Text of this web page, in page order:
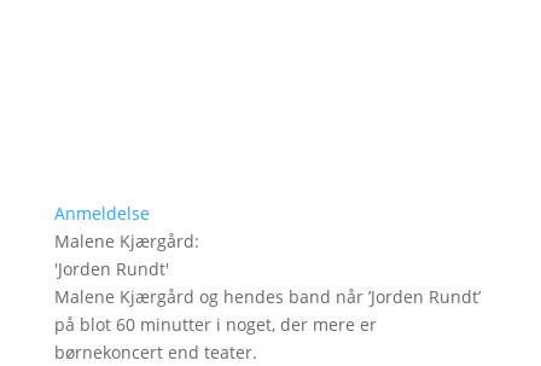
Anmeldelse
Malene Kjærgård:
'Jorden Rundt'
Malene Kjærgård og hendes band når ’Jorden Rundt’
på blot 60 minutter i noget, der mere er
børnekoncert end teater.